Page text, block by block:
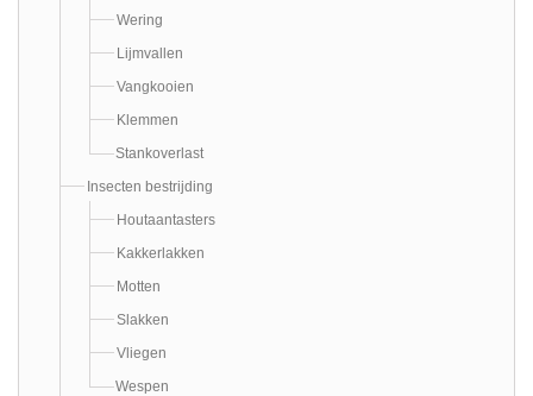
Wering
Lijmvallen
Vangkooien
Klemmen
Stankoverlast
Insecten bestrijding
Houtaantasters
Kakkerlakken
Motten
Slakken
Vliegen
Wespen